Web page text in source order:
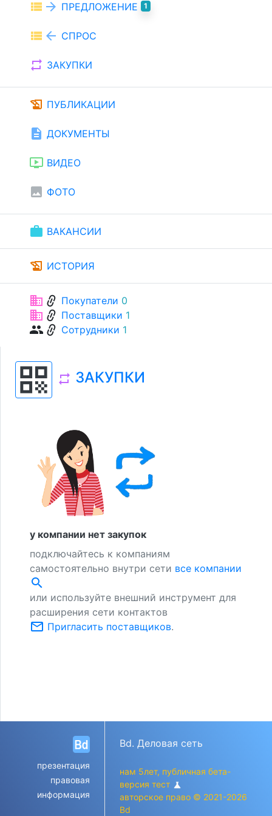
view_list arrow_forward ПРЕДЛОЖЕНИЕ 1
view_list arrow_back СПРОС
repeat ЗАКУПКИ
history_edu ПУБЛИКАЦИИ
description ДОКУМЕНТЫ
ondemand_video ВИДЕО
image ФОТО
work ВАКАНСИИ
history_edu ИСТОРИЯ
businesslink Покупатели 0
businesslink Поставщики 1
grouplink Сотрудники 1
qr_code repeat ЗАКУПКИ
у компании нет закупок
подключайтесь к компаниям
самостоятельно внутри сети все компании
search
или используйте внешний инструмент для
расширения сети контактов
mail_outline Пригласить поставщиков.
презентация
правовая
информация
Bd. Деловая сеть
нам 5лет, публичная бета-
версия тест science
авторское право © 2021-2026
Bd